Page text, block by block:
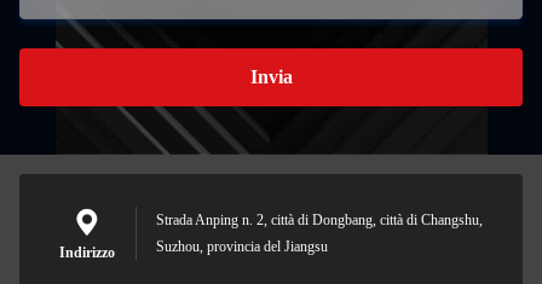
Invia
Indirizzo
Strada Anping n. 2, città di Dongbang, città di Changshu,
Suzhou, provincia del Jiangsu